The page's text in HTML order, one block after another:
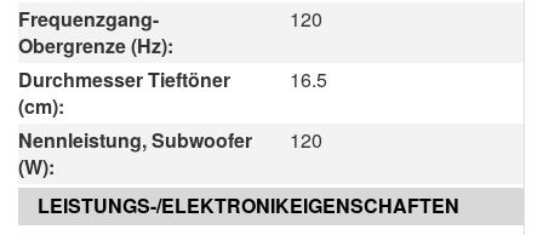
Frequenzgang-
Obergrenze (Hz):
120
Durchmesser Tieftöner
(cm):
16.5
Nennleistung, Subwoofer
(W):
120
LEISTUNGS-/ELEKTRONIKEIGENSCHAFTEN